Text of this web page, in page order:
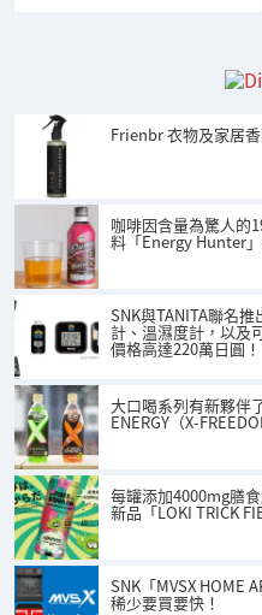
Frienbr 衣物及家居
咖啡因含量為驚人的
料「Energy Hunter」
SNK與TANITA聯名
計、溫濕度計，以及
價格高達220萬日圓！
大口喝系列有新夥伴
ENERGY（X-
每罐添加4000mg膳
新品「LOKI TRICK
SNK「MVSX HOME
稀少要買要快！